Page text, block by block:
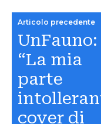
Articolo precedente
UnFauno:
“La mia
parte
cover di